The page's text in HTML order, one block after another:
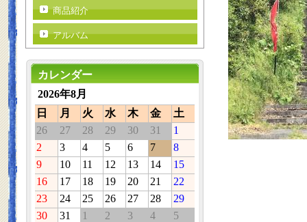
商品紹介
アルバム
カレンダー
2026年8月
日
月 火 水 木 金
土
26
27 28 29 30 31
1
2
3 4 5 6 7
8
9
10 11 12 13 14
15
16
17 18 19 20 21
22
23
24 25 26 27 28
29
30
31 1 2 3 4 5